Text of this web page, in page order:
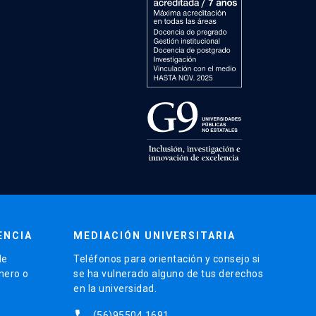
o
MEDIACIÓN UNIVERSITARIA
Teléfonos para orientación y consejo si
se ha vulnerado alguno de tus derechos
en la universidad.